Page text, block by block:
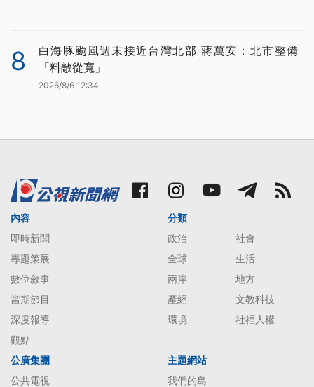
8
白海豚颱風週末接近台灣北部 蔣萬安：北市整備
「料敵從寬」
2026/8/6 12:34
內容
即時新聞
專題策展
數位敘事
當期節目
深度報導
觀點
分類
政治
社會
全球
生活
兩岸
地方
產經
文教科技
環境
社福人權
公廣集團
公共電視
主題網站
我們的島